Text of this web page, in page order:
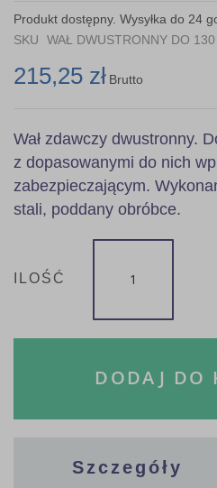
the
images
Produkt dostępny. Wysyłka do 24
SKU
WAŁ DWUSTRONNY DO 130
215,25 zł Brutto
Wał zdawczy dwustronny.
z dopasowanymi do nich
zabezpieczającym.
stali, poddany obróbce.
ILOŚĆ
DODAJ DO
Szczegóły